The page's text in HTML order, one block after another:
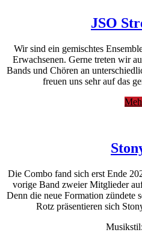
JSO
Wir sind ein gemischtes
Erwachsenen. Gerne treten wir
Bands und Chören an
freuen uns sehr auf das
Die Combo fand sich erst Ende
vorige Band zweier Mitglieder
Denn die neue Formation zündete
Rotz präsentieren sich